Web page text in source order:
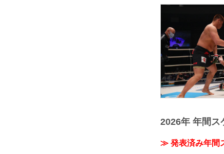
2026年 年間ス
≫ 発表済み年間